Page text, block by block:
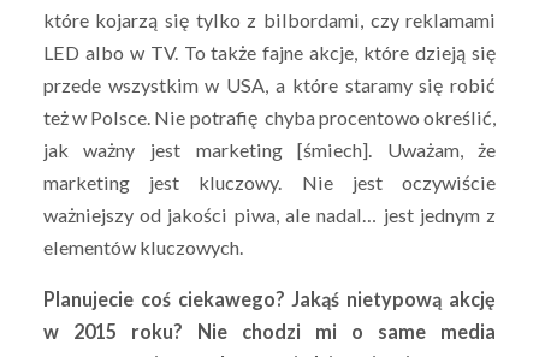
które kojarzą się tylko z bilbordami, czy reklamami
LED albo w TV. To także fajne akcje, które dzieją się
przede wszystkim w USA, a które staramy się robić
też w Polsce. Nie potrafię chyba procentowo określić,
jak ważny jest marketing [śmiech]. Uważam, że
marketing jest kluczowy. Nie jest oczywiście
ważniejszy od jakości piwa, ale nadal… jest jednym z
elementów kluczowych.
Planujecie coś ciekawego? Jakąś nietypową akcję
w 2015 roku? Nie chodzi mi o same media